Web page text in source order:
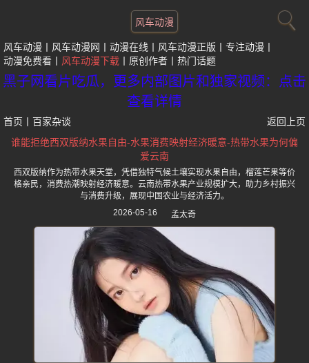
风车动漫
风车动漫 风车动漫网 动漫在线 风车动漫正版
专注动漫
动漫免费看
风车动漫下载 原创作者 热门话题
黑子网看片吃瓜，更多内部图片和独家视频：点击
查看详情
首页 百家杂谈
返回上页
谁能拒绝西双版纳水果自由-水果消费映射经济暖意-热带水果为何偏
爱云南
西双版纳作为热带水果天堂，凭借独特气候土壤实现水果自由，榴莲芒果等价
格亲民，消费热潮映射经济暖意。云南热带水果产业规模扩大，助力乡村振兴
与消费升级，展现中国农业与经济活力。
2026-05-16
孟太奇